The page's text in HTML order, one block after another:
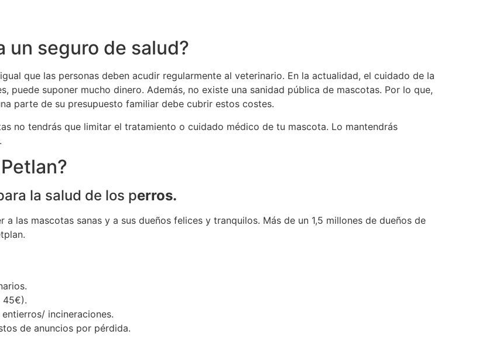
un seguro de salud?
que las personas deben acudir regularmente al veterinario. En la actualidad, el cuidado de la
puede suponer mucho dinero. Además, no existe una sanidad pública de mascotas. Por lo que,
parte de su presupuesto familiar debe cubrir estos costes.
no tendrás que limitar el tratamiento o cuidado médico de tu mascota. Lo mantendrás
la salud de los perros.
las mascotas sanas y a sus dueños felices y tranquilos. Más de un 1,5 millones de dueños de
45€).
incineraciones.
de anuncios por pérdida.